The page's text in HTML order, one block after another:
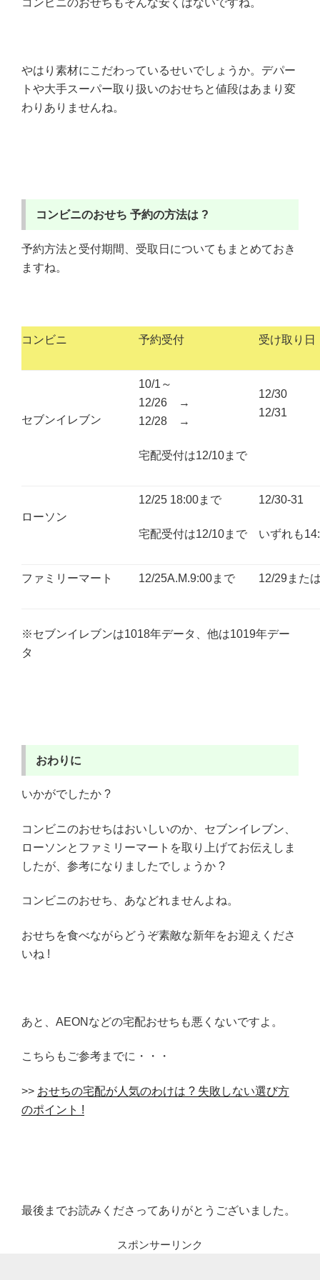
やはり素材にこだわっているせいでしょうか。デパー
トや大手スーパー取り扱いのおせちと値段はあまり変
わりありませんね。
コンビニのおせち 予約の方法は ?
予約方法と受付期間、受取日についてもまとめておき
ますね。
コンビニ 予約受付 受け取り日
セブンイレブン
10/1～
12/26 →
12/28 →
宅配受付は12/10まで
12/30
12/31
ローソン
12/25 18:00まで
宅配受付は12/10まで
12/30-31
いずれも
ファミリーマート 12/25A.M.9:00まで 12/29また
※セブンイレブンは1018年データ、他は1019年デー
タ
おわりに
いかがでしたか ?
コンビニのおせちはおいしいのか、セブンイレブン、
ローソンとファミリーマートを取り上げてお伝えしま
したが、参考になりましたでしょうか ?
コンビニのおせち、あなどれませんよね。
おせちを食べながらどうぞ素敵な新年をお迎えくださ
いね !
あと、AEONなどの宅配おせちも悪くないですよ。
こちらもご参考までに・・・
>> おせちの宅配が人気のわけは ? 失敗しない選び方
のポイント !
最後までお読みくださってありがとうございました。
スポンサーリンク